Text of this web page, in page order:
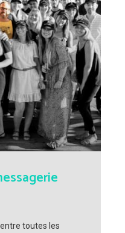
toutes les